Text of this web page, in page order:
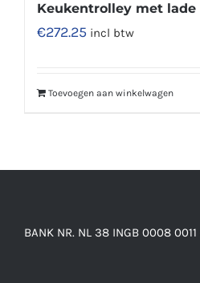
Keukentrolley met lade
€272.25 incl btw
Toevoegen aan winkelwagen
BANK NR. NL 38 INGB 0008 0011